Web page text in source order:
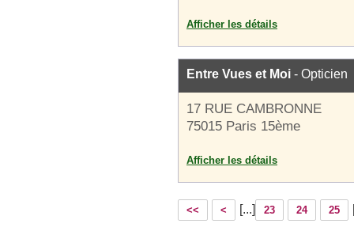
Afficher les détails
Entre Vues et Moi - Opticien
17 RUE CAMBRONNE
75015 Paris 15ème
Afficher les détails
<< < [...] 23 24 25